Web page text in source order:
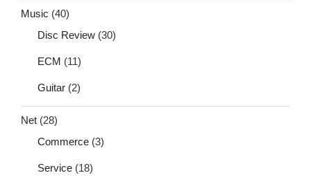
Music (40)
Disc Review (30)
ECM (11)
Guitar (2)
Net (28)
Commerce (3)
Service (18)